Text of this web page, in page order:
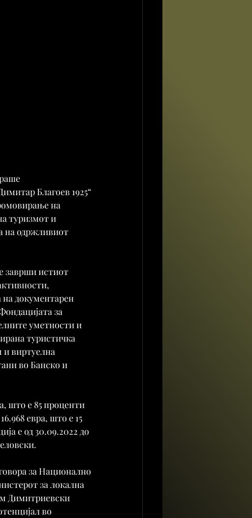
Благоев 1925“
на
туризмот и
на одржливиот
заврши истиот
документарен
за
уметности и
туристичка
и виртуелна
во Банско и
што е 85 проценти
евра, што е 15
е од 30.09.2022 до
за Национално
за локална
Димитриевски
во